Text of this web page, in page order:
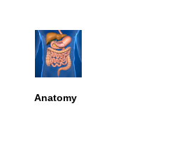
شرائح الصور تساعد على إبقاء
في عملية التعلم. إمكانية رؤية
إليها في صوت مرتفع يساعدهم على
للأطفال لعب ألعاب المفردات
وفي عملية التطور يمكن للمعلمين أن
Anatomy